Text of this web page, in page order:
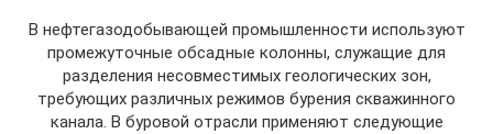
В нефтегазодобывающей промышленности используют
промежуточные обсадные колонны, служащие для
разделения несовместимых геологических зон,
требующих различных режимов бурения скважинного
канала. В буровой отрасли применяют следующие